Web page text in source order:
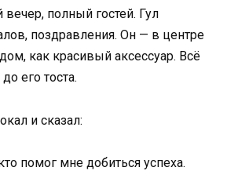
полный гостей. Гул
поздравления. Он — в центре
как красивый аксессуар. Всё
его тоста.
и сказал:
помог мне добиться успеха.